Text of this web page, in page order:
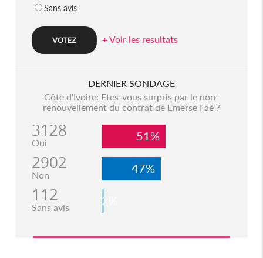
Sans avis
+ Voir les resultats
DERNIER SONDAGE
Côte d'Ivoire: Etes-vous surpris par le non-
renouvellement du contrat de Emerse Faé ?
3128
Oui 51%
2902
Non 47%
112
Sans avis 2%